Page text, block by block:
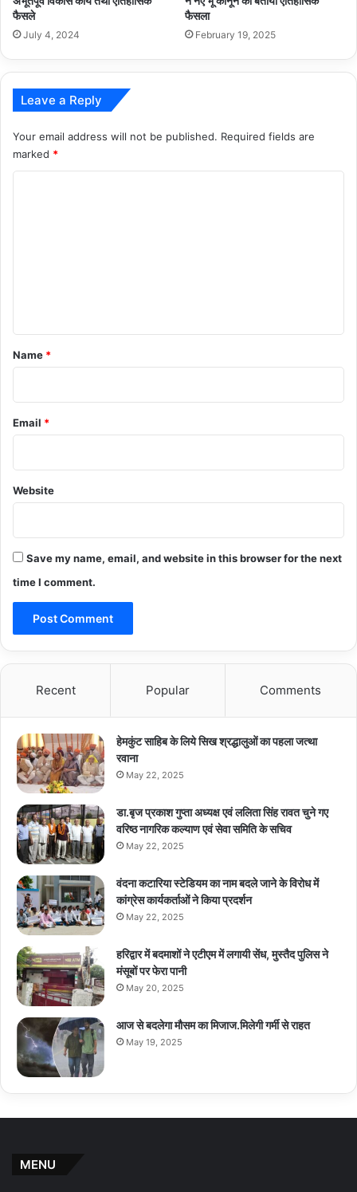
फैसले
July 4, 2024
फैसला
February 19, 2025
Leave a Reply
Your email address will not be published. Required fields are
marked *
*
Name *
Email *
Website
Save my name, email, and website in this browser for the next
time I comment.
Recent Popular Comments
हेमकुंट साहिब के लिये सिख श्रद्धालुओं का पहला जत्था
रवाना
May 22, 2025
डा.बृज प्रकाश गुप्ता अध्यक्ष एवं ललिता सिंह रावत चुने गए
वरिष्ठ नागरिक कल्याण एवं सेवा समिति के सचिव
May 22, 2025
वंदना कटारिया स्टेडियम का नाम बदले जाने के विरोध में
कांग्रेस कार्यकर्ताओं ने किया प्रदर्शन
May 22, 2025
हरिद्वार में बदमाशों ने एटीएम में लगायी सेंध, मुस्तैद पुलिस ने
मंसूबों पर फेरा पानी
May 20, 2025
आज से बदलेगा मौसम का मिजाज.मिलेगी गर्मी से राहत
May 19, 2025
MENU